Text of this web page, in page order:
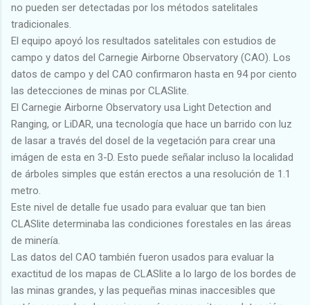
no pueden ser detectadas por los métodos satelitales
tradicionales.
El equipo apoyó los resultados satelitales con estudios de
campo y datos del Carnegie Airborne Observatory (CAO). Los
datos de campo y del CAO confirmaron hasta en 94 por ciento
las detecciones de minas por CLASlite.
El Carnegie Airborne Observatory usa Light Detection and
Ranging, or LiDAR, una tecnología que hace un barrido con luz
de lasar a través del dosel de la vegetación para crear una
imágen de esta en 3-D. Esto puede señalar incluso la localidad
de árboles simples que están erectos a una resolución de 1.1
metro.
Este nivel de detalle fue usado para evaluar que tan bien
CLASlite determinaba las condiciones forestales en las áreas
de minería.
Las datos del CAO también fueron usados para evaluar la
exactitud de los mapas de CLASlite a lo largo de los bordes de
las minas grandes, y las pequeñas minas inaccesibles que